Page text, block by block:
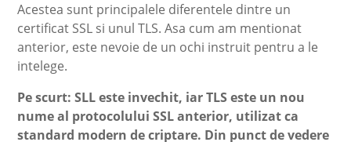
Acestea sunt principalele diferentele dintre un
certificat SSL si unul TLS. Asa cum am mentionat
anterior, este nevoie de un ochi instruit pentru a le
intelege.
Pe scurt: SLL este invechit, iar TLS este un nou
nume al protocolului SSL anterior, utilizat ca
standard modern de criptare. Din punct de vedere